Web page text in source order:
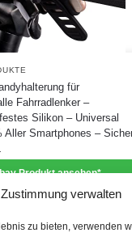
Zustimmung verwalten
zu bieten, verwenden
für
Fahrradlenker –
Silikon – Universal
Aller Smartphones –
Produkt ansehen*